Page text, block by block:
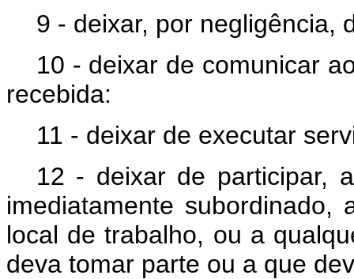
9 - deixar, por negligência,
10 - deixar de comunicar
recebida:
11 - deixar de executar
12 - deixar de participar,
imediatamente subordinado,
local de trabalho, ou a
deva tomar parte ou a que